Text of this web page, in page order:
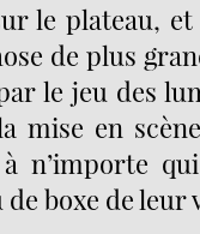
le plateau, et
de plus
le jeu des
mise en
n’importe
de boxe de leur